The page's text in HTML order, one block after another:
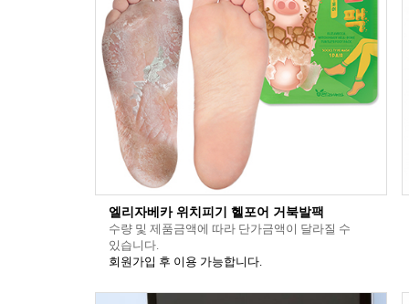
엘리자베카 위치피기 헬포어 거북발팩
수량 및 제품금액에 따라 단가금액이 달라질 수
있습니다.
회원가입 후 이용 가능합니다.